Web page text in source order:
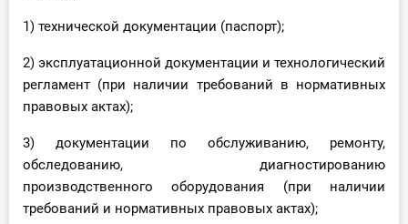
1) технической документации (паспорт);
2) эксплуатационной документации и технологический
регламент (при наличии требований в нормативных
правовых актах);
3) документации по обслуживанию, ремонту,
обследованию, диагностированию
производственного оборудования (при наличии
требований и нормативных правовых актах);